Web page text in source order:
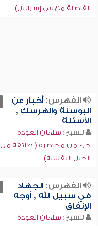
الفاصلة مع بني إسرائيل)
الفهرس:أخبار عن
البوسنة والهرسك ,
الأسئلة
للشيخ: سلمان العودة
جزء من محاضرة ( طائفة من
الحيل النفسية)
الفهرس:الجهاد
في سبيل الله , أوجه
الإنفاق
للشيخ: سلمان العودة